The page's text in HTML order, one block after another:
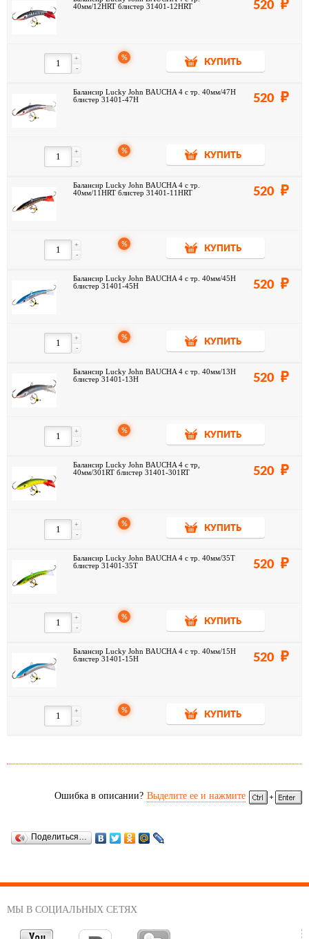
Очень удачный балансир для ловли окуня, судака и щуки.
40мм/12HRT блистер 31401-12HRT
520
-
+ %
КУПИТЬ
Балансир Lucky John BAUCHA 4 с тр. 40мм/47H
блистер 31401-47H
520
-
+ %
КУПИТЬ
Балансир Lucky John BAUCHA 4 с тр.
40мм/11HRT блистер 31401-11HRT
520
-
+ %
КУПИТЬ
Балансир Lucky John BAUCHA 4 с тр. 40мм/45H
блистер 31401-45H
520
-
+ %
КУПИТЬ
Балансир Lucky John BAUCHA 4 с тр. 40мм/13H
блистер 31401-13H
520
-
+ %
КУПИТЬ
Балансир Lucky John BAUCHA 4 с тр,
40мм/301RT блистер 31401-301RT
520
-
+ %
КУПИТЬ
Балансир Lucky John BAUCHA 4 с тр. 40мм/35T
блистер 31401-35T
520
-
+ %
КУПИТЬ
Балансир Lucky John BAUCHA 4 с тр. 40мм/15H
блистер 31401-15H
520
-
+ %
КУПИТЬ
Ошибка в описании? Выделите ее и нажмите
Поделиться…
МЫ В СОЦИАЛЬНЫХ СЕТЯХ